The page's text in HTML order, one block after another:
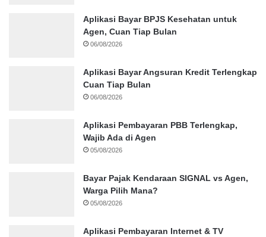
Aplikasi Bayar BPJS Kesehatan untuk
Agen, Cuan Tiap Bulan
06/08/2026
Aplikasi Bayar Angsuran Kredit Terlengkap
Cuan Tiap Bulan
06/08/2026
Aplikasi Pembayaran PBB Terlengkap,
Wajib Ada di Agen
05/08/2026
Bayar Pajak Kendaraan SIGNAL vs Agen,
Warga Pilih Mana?
05/08/2026
Aplikasi Pembayaran Internet & TV